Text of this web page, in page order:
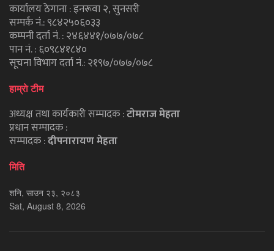
कार्यालय ठेगाना : इनरूवा २, सुनसरी
सम्पर्क नं.: ९८४२५०६०३३
कम्पनी दर्ता नं. : २४६४४१/०७७/०७८
पान नं. : ६०९८४१८४०
सूचना विभाग दर्ता नं.: २१९७/०७७/०७८
हाम्राे टीम
अध्यक्ष तथा कार्यकारी सम्पादक :टाेमराज मेहता
प्रधान सम्पादक :
सम्पादक :दीपनारायण मेहता
मिति
शनि, साउन २३, २०८३
Sat, August 8, 2026